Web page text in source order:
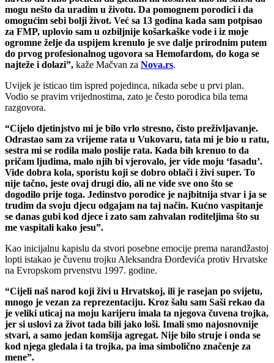
mogu nešto da uradim u životu. Da pomognem porodici i da
omogućim sebi bolji život. Već sa 13 godina kada sam potpisao
za FMP, uplovio sam u ozbiljnije košarkaške vode i iz moje
ogromne želje da uspijem krenulo je sve dalje prirodnim putem
do prvog profesionalnog ugovora sa Hemofardom, do koga se
najteže i dolazi”, kaže Mačvan za Nova.rs.
Uvijek je isticao tim ispred pojedinca, nikada sebe u prvi plan.
Vodio se pravim vrijednostima, zato je često porodica bila tema
razgovora.
“Cijelo djetinjstvo mi je bilo vrlo stresno, čisto preživljavanje.
Odrastao sam za vrijeme rata u Vukovaru, tata mi je bio u ratu,
sestra mi se rodila malo poslije rata. Kada bih krenuo to da
pričam ljudima, malo njih bi vjerovalo, jer vide moju ‘fasadu’.
Vide dobra kola, sporistu koji se dobro oblači i živi super. To
nije tačno, jeste ovaj drugi dio, ali ne vide sve ono što se
dogodilo prije toga. Jedinstvo porodice je najbitnija stvar i ja se
trudim da svoju djecu odgajam na taj način. Kućno vaspitanje
se danas gubi kod djece i zato sam zahvalan roditeljima što su
me vaspitali kako jesu”.
Kao inicijalnu kapislu da stvori posebne emocije prema narandžastoj
lopti istakao je čuvenu trojku Aleksandra Đorđevića protiv Hrvatske
na Evropskom prvenstvu 1997. godine.
“Cijeli naš narod koji živi u Hrvatskoj, ili je rasejan po svijetu,
mnogo je vezan za reprezentaciju. Kroz šalu sam Saši rekao da
je veliki uticaj na moju karijeru imala ta njegova čuvena trojka,
jer si uslovi za život tada bili jako loši. Imali smo najosnovnije
stvari, a samo jedan komšija agregat. Nije bilo struje i onda se
kod njega gledala i ta trojka, pa ima simbolično značenje za
mene”.